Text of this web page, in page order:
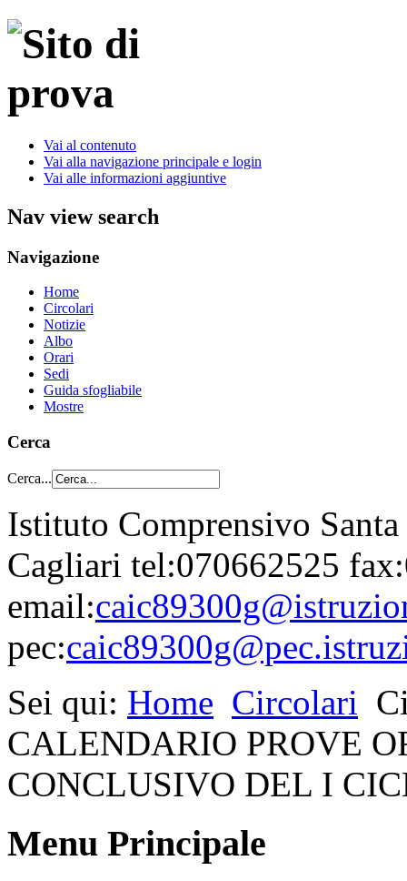
Vai al contenuto
Vai alla navigazione principale e login
Vai alle informazioni aggiuntive
Nav view search
Navigazione
Home
Circolari
Notizie
Albo
Orari
Sedi
Guida sfogliabile
Mostre
Cerca
Cerca...
Istituto Comprensivo
Cagliari tel:070662525
email:
pec:
Sei qui: Home Circolari
CALENDARIO PROVE
CONCLUSIVO DEL I
Menu Principale